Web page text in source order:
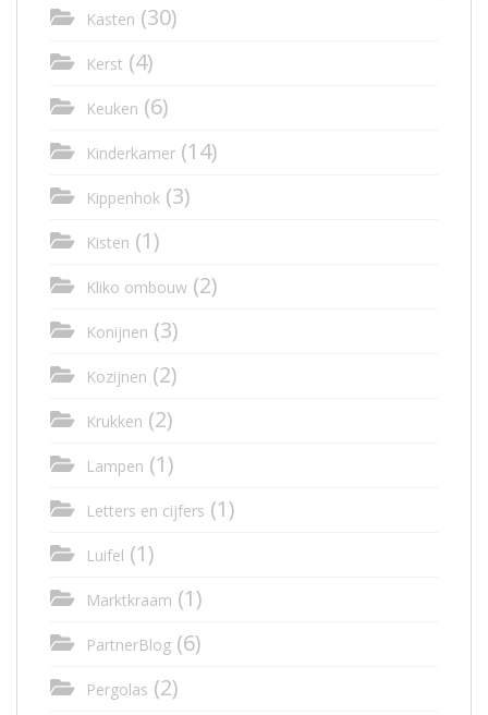
Kasten (30)
Kerst (4)
Keuken (6)
Kinderkamer (14)
Kippenhok (3)
Kisten (1)
Kliko ombouw (2)
Konijnen (3)
Kozijnen (2)
Krukken (2)
Lampen (1)
Letters en cijfers (1)
Luifel (1)
Marktkraam (1)
PartnerBlog (6)
Pergolas (2)